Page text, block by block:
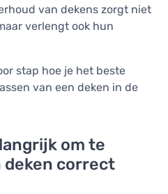
van dekens zorgt niet
verlengt ook hun
stap hoe je het beste
van een deken in de
om te
deken correct